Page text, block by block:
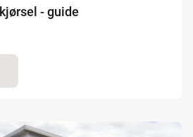
- guide